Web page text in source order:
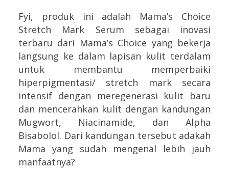
Fyi, produk ini adalah Mama’s Choice
Stretch Mark Serum sebagai inovasi
terbaru dari Mama’s Choice yang bekerja
langsung ke dalam lapisan kulit terdalam
untuk membantu memperbaiki
hiperpigmentasi/ stretch mark secara
intensif dengan meregenerasi kulit baru
dan mencerahkan kulit dengan kandungan
Mugwort, Niacinamide, dan Alpha
Bisabolol. Dari kandungan tersebut adakah
Mama yang sudah mengenal lebih jauh
manfaatnya?